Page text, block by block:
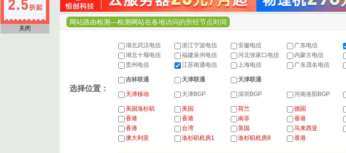
网站路由检测—检测网站在各地访问的所经节点时间
选择位置：
湖北武汉电信 浙江宁波电信 安徽电信 广东电信
湖北十堰电信
福建泉州电信 河北张家口电信 内蒙古电信
贵州电信
江苏南通电信 上海电信 广东茂名电信
吉林联通 天津联通 天津联通
天津移动 天津BGP 深圳BGP 河南洛阳BGP
美国洛杉矶 美国 荷兰 德国
香港
香港 南非 香港
香港
台湾 英国 马来西亚
澳大利亚
洛杉矶机房1 洛杉矶机房8 香港
关闭